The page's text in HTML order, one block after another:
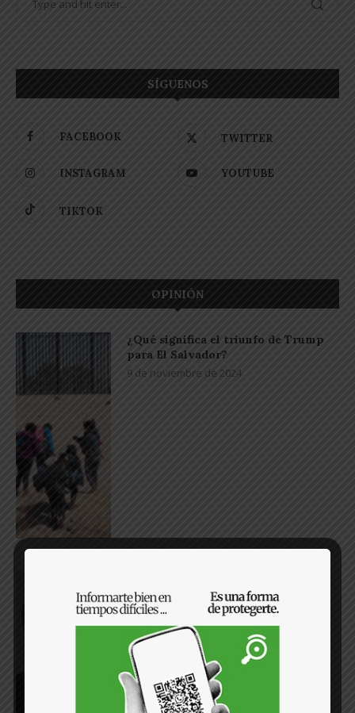
SÍGUENOS
FACEBOOK TWITTER
INSTAGRAM YOUTUBE
TIKTOK
OPINIÓN
¿Qué significa el triunfo de Trump
para El Salvador?
9 de noviembre de 2024
participar en el proceso
presupuestario?
20 de julio de 2024